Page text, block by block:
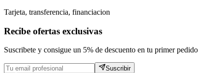
Tarjeta, transferencia, financiacion
Recibe ofertas exclusivas
Suscribete y consigue un 5% de descuento en tu primer pedido
Suscribir